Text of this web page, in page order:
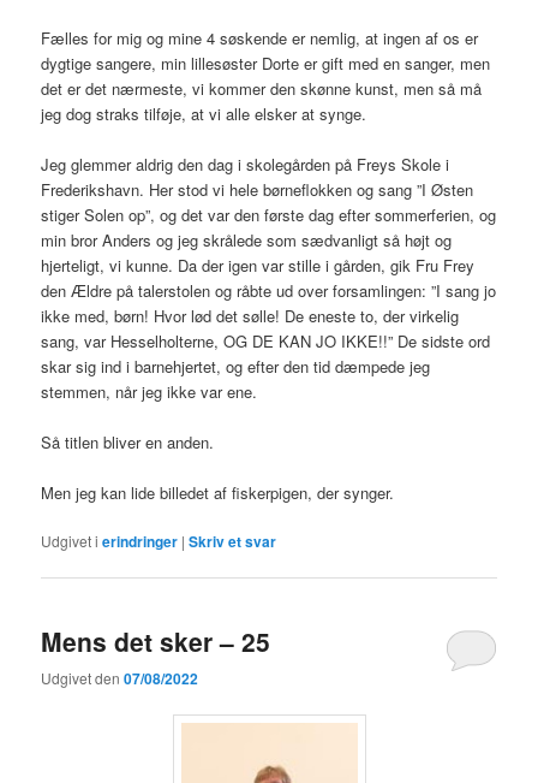
Fælles for mig og mine 4 søskende er nemlig, at ingen af os er
dygtige sangere, min lillesøster Dorte er gift med en sanger, men
det er det nærmeste, vi kommer den skønne kunst, men så må
jeg dog straks tilføje, at vi alle elsker at synge.
Jeg glemmer aldrig den dag i skolegården på Freys Skole i
Frederikshavn. Her stod vi hele børneflokken og sang ”I Østen
stiger Solen op”, og det var den første dag efter sommerferien, og
min bror Anders og jeg skrålede som sædvanligt så højt og
hjerteligt, vi kunne. Da der igen var stille i gården, gik Fru Frey
den Ældre på talerstolen og råbte ud over forsamlingen: ”I sang jo
ikke med, børn! Hvor lød det sølle! De eneste to, der virkelig
sang, var Hesselholterne, OG DE KAN JO IKKE!!” De sidste ord
skar sig ind i barnehjertet, og efter den tid dæmpede jeg
stemmen, når jeg ikke var ene.
Så titlen bliver en anden.
Men jeg kan lide billedet af fiskerpigen, der synger.
Udgivet i erindringer |Skriv et svar
Mens det sker – 25
Udgivet den07/08/2022